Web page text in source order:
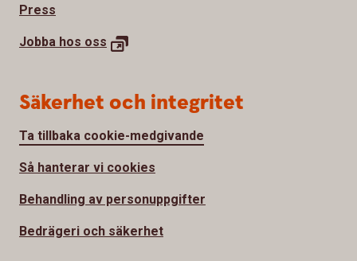
Press
Jobba hos oss
Säkerhet och integritet
Ta tillbaka cookie-medgivande
Så hanterar vi cookies
Behandling av personuppgifter
Bedrägeri och säkerhet